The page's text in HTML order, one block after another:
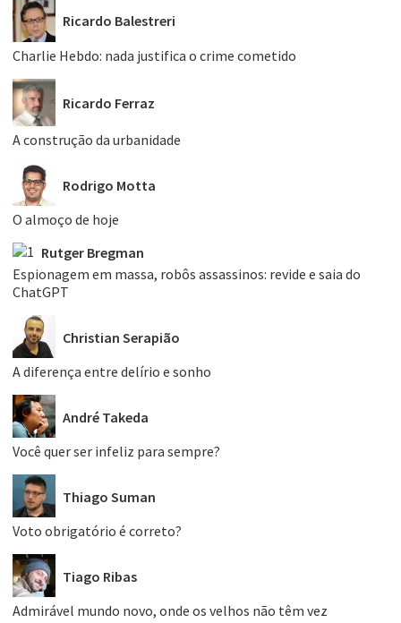
Ricardo Balestreri
Charlie Hebdo: nada justifica o crime cometido
Ricardo Ferraz
A construção da urbanidade
Rodrigo Motta
O almoço de hoje
Rutger Bregman
Espionagem em massa, robôs assassinos: revide e saia do
ChatGPT
Christian Serapião
A diferença entre delírio e sonho
André Takeda
Você quer ser infeliz para sempre?
Thiago Suman
Voto obrigatório é correto?
Tiago Ribas
Admirável mundo novo, onde os velhos não têm vez